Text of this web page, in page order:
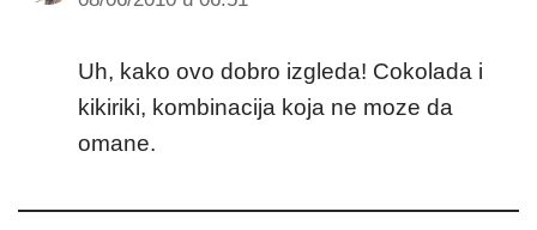
Uh, kako ovo dobro izgleda! Cokolada i
kikiriki, kombinacija koja ne moze da
omane.